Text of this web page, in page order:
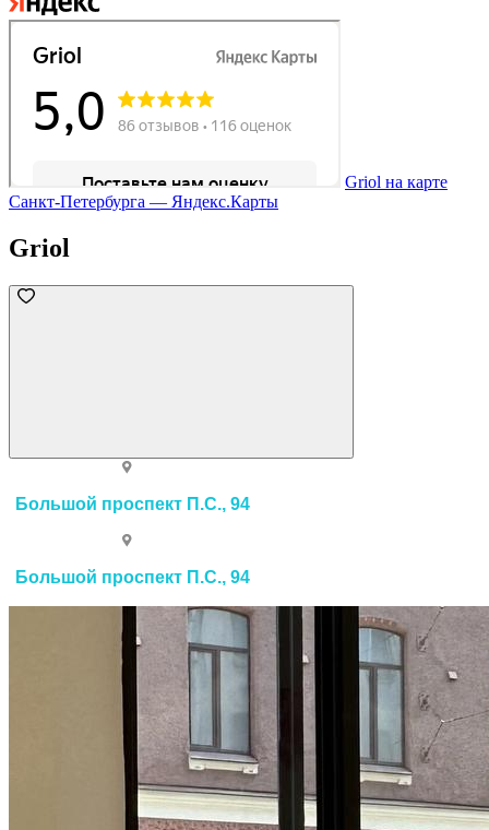
Griol на карте
Санкт‑Петербурга — Яндекс.Карты
Griol
Большой проспект П.С., 94
Большой проспект П.С., 94